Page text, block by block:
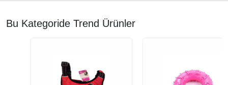
Bu Kategoride Trend Ürünler